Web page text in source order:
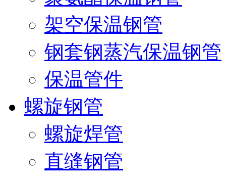
架空保温钢管
钢套钢蒸汽保温钢管
保温管件
螺旋钢管
螺旋焊管
直缝钢管